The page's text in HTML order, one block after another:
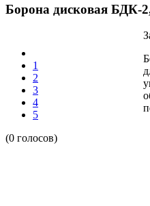
Борона дисковая БДК-
1
2
3
4
5
(0 голосов)